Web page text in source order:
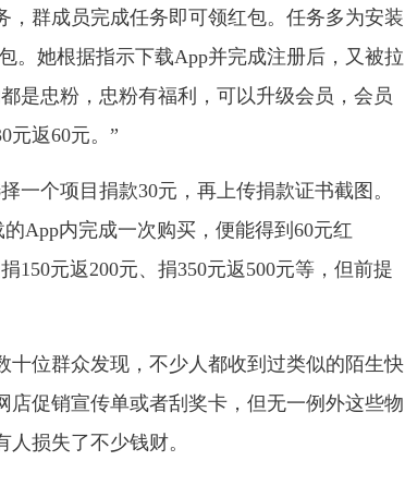
群成员完成任务即可领红包。任务多为安装
。她根据指示下载App并完成注册后，又被拉
是忠粉，忠粉有福利，可以升级会员，会员
元返60元。”
个项目捐款30元，再上传捐款证书截图。
App内完成一次购买，便能得到60元红
150元返200元、捐350元返500元等，但前提
位群众发现，不少人都收到过类似的陌生快
促销宣传单或者刮奖卡，但无一例外这些物
损失了不少钱财。